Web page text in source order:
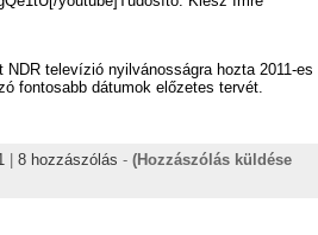
televízió nyilvánosságra hozta 2011-es
fontosabb dátumok előzetes tervét.
8 hozzászólás - (Hozzászólás küldése